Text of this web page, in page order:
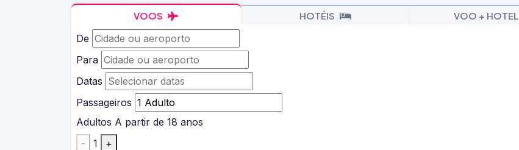
VOOS HOTÉIS VOO + HOTEL
De
Para
Datas
Passageiros
Adultos A partir de 18 anos
-
1
+